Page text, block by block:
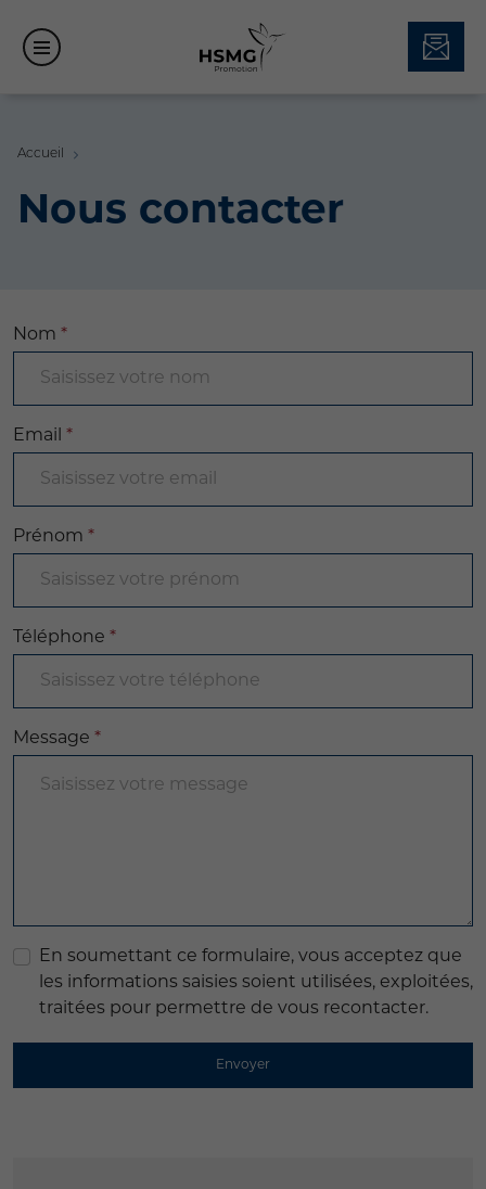
Accueil
Nous contacter
Nom *
Email *
Prénom *
Téléphone *
Message *
En soumettant ce formulaire, vous acceptez que
les informations saisies soient utilisées, exploitées,
traitées pour permettre de vous recontacter.
Envoyer